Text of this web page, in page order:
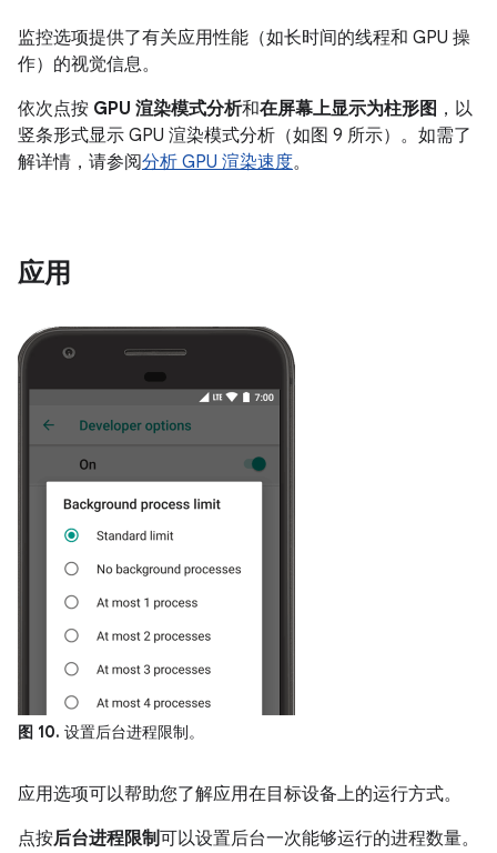
监控选项提供了有关应用性能（如长时间的线程和 GPU 操
作）的视觉信息。
依次点按 GPU 渲染模式分析和在屏幕上显示为柱形图 ，以
竖条形式显示 GPU 渲染模式分析（如图 9 所示）。如需了
解详情，请参阅分析 GPU 渲染速度。
应用
图 10. 设置后台进程限制。
应用选项可以帮助您了解应用在目标设备上的运行方式。
点按后台进程限制可以设置后台一次能够运行的进程数量。